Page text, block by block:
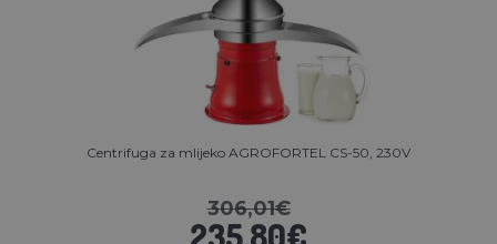
Centrifuga za mlijeko AGROFORTEL CS-50, 230V
306,01€